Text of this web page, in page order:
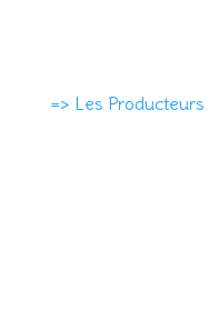
=> Les Producteurs